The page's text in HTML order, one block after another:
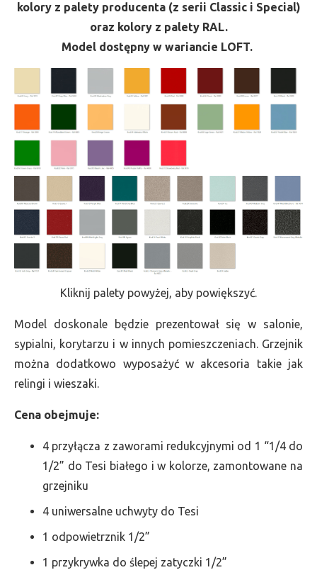
kolory z palety producenta (z serii Classic i Special)
oraz kolory z palety RAL.
Model dostępny w wariancie LOFT.
Kliknij palety powyżej, aby powiększyć.
Model doskonale będzie prezentował się w salonie,
sypialni, korytarzu i w innych pomieszczeniach. Grzejnik
można dodatkowo wyposażyć w akcesoria takie jak
relingi i wieszaki.
Cena obejmuje:
4 przyłącza z zaworami redukcyjnymi od 1 “1/4 do
1/2” do Tesi białego i w kolorze, zamontowane na
grzejniku
4 uniwersalne uchwyty do Tesi
1 odpowietrznik 1/2”
1 przykrywka do ślepej zatyczki 1/2”